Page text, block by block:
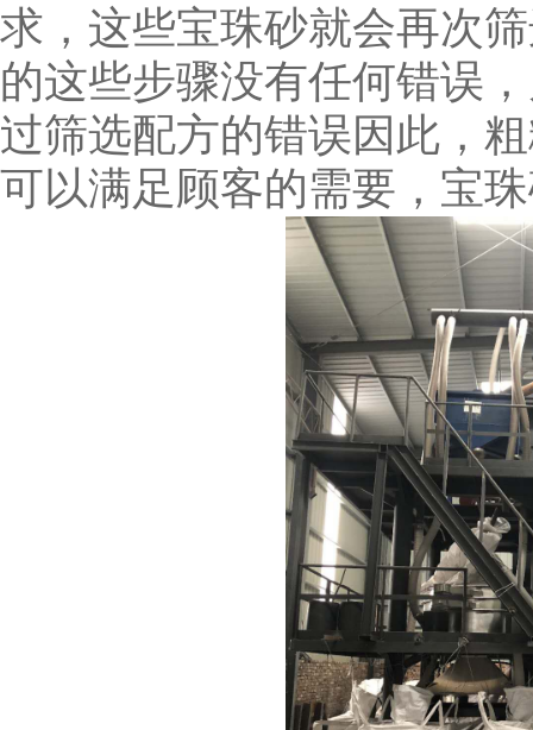
求，这些宝珠砂就会再次
的这些步骤没有任何错误
过筛选配方的错误因此，
可以满足顾客的需要，宝